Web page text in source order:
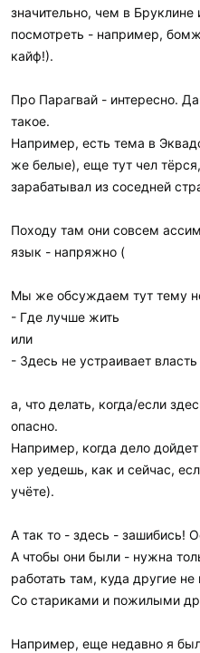
значительно, чем в
посмотреть - например,
кайф!).
Про Парагвай - интересно.
такое.
Например, есть тема в
же белые), еще тут чел
зарабатывал из соседней
Походу там они совсем
язык - напряжно (
Мы же обсуждаем тут тему
- Где лучше жить
или
- Здесь не устраивает власть
а, что делать, когда/если
опасно.
Например, когда дело
хер уедешь, как и сейчас,
учёте).
А так то - здесь - зашибись!
А чтобы они были - нужна
работать там, куда другие
Со стариками и пожилыми
Например, еще недавно я